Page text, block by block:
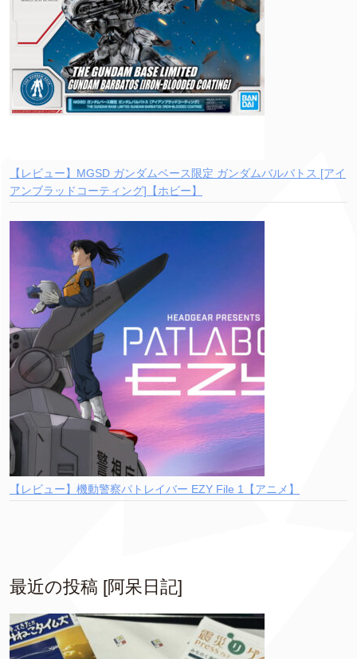
【レビュー】MGSD ガンダムベース限定 ガンダムバルバトス [アイ
アンブラッドコーティング]【ホビー】
【レビュー】機動警察パトレイバー EZY File 1【アニメ】
最近の投稿 [阿呆日記]